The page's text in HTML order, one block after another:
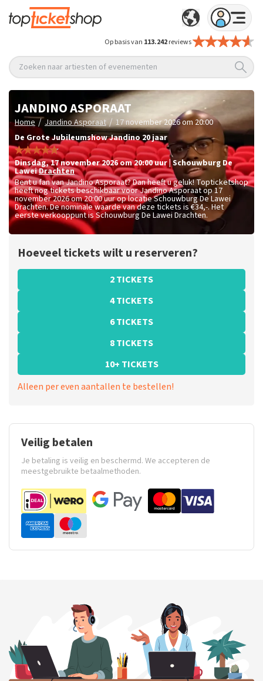
Op basis van 113.242reviews
Zoeken naar artiesten of evenementen
JANDINO ASPORAAT
Home / Jandino Asporaat / 17 november 2026 om 20:00
De Grote Jubileumshow Jandino 20 jaar
dinsdag,17 november 2026 om 20:00uur|Schouwburg De
LaweiDrachten
Bent u fan van Jandino Asporaat? Dan heeft u geluk! Topticketshop
heeft nog tickets beschikbaar voor Jandino Asporaat op 17
november 2026 om 20:00 uur op locatie Schouwburg De Lawei
Drachten. De nominale waarde van deze tickets is€34,-. Het
eerste verkooppunt is Schouwburg De Lawei Drachten.
Hoeveel tickets wilt u reserveren?
2 TICKETS
4 TICKETS
6 TICKETS
8 TICKETS
10+ TICKETS
Alleen per even aantallen te bestellen!
Veilig betalen
Je betaling is veilig en beschermd. We accepteren de
meestgebruikte betaalmethoden.